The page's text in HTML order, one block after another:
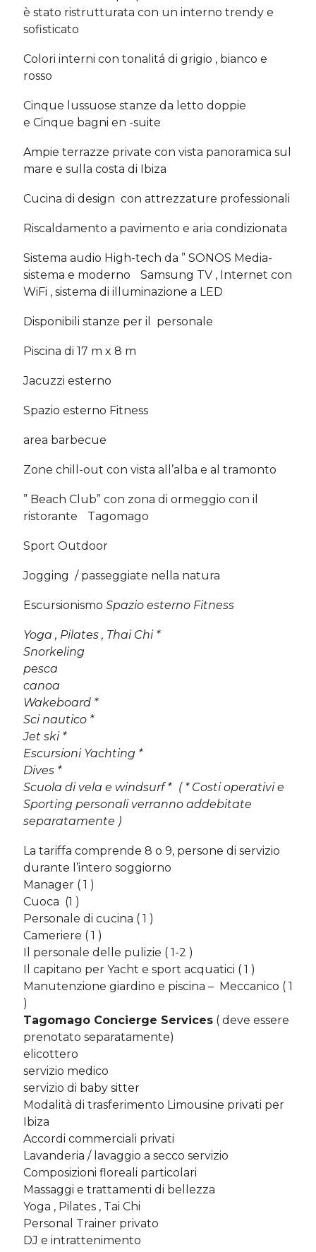
è stato ristrutturata con un interno trendy e
sofisticato
Colori interni con tonalitá di grigio , bianco e
rosso
Cinque lussuose stanze da letto doppie
e Cinque bagni en -suite
Ampie terrazze private con vista panoramica sul
mare e sulla costa di Ibiza
Cucina di design con attrezzature professionali
Riscaldamento a pavimento e aria condizionata
Sistema audio High-tech da ” SONOS Media-
sistema e moderno Samsung TV , Internet con
WiFi , sistema di illuminazione a LED
Disponibili stanze per il personale
Piscina di 17 m x 8 m
Jacuzzi esterno
Spazio esterno Fitness
area barbecue
Zone chill-out con vista all’alba e al tramonto
” Beach Club” con zona di ormeggio con il
ristorante Tagomago
Sport Outdoor
Jogging / passeggiate nella natura
Escursionismo Spazio esterno Fitness
Yoga , Pilates , Thai Chi *
Snorkeling
pesca
canoa
Wakeboard *
Sci nautico *
Jet ski *
Escursioni Yachting *
Dives *
Scuola di vela e windsurf * ( * Costi operativi e
Sporting personali verranno addebitate
separatamente )
La tariffa comprende 8 o 9, persone di servizio
durante l’intero soggiorno
Manager ( 1 )
Cuoca (1 )
Personale di cucina ( 1 )
Cameriere ( 1 )
Il personale delle pulizie ( 1-2 )
Il capitano per Yacht e sport acquatici ( 1 )
Manutenzione giardino e piscina – Meccanico ( 1
)
Tagomago Concierge Services ( deve essere
prenotato separatamente)
elicottero
servizio medico
servizio di baby sitter
Modalità di trasferimento Limousine privati ​​per
Ibiza
Accordi commerciali privati
Lavanderia / lavaggio a secco servizio
Composizioni floreali particolari
Massaggi e trattamenti di bellezza
Yoga , Pilates , Tai Chi
Personal Trainer privato
DJ e intrattenimento